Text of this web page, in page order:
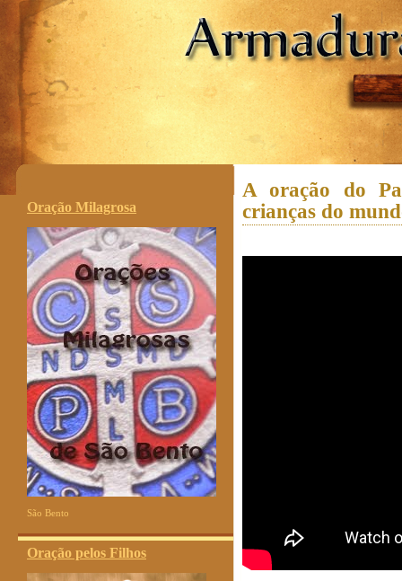
.
Oração Milagrosa
São Bento
Oração pelos Filhos
A oração do
crianças do